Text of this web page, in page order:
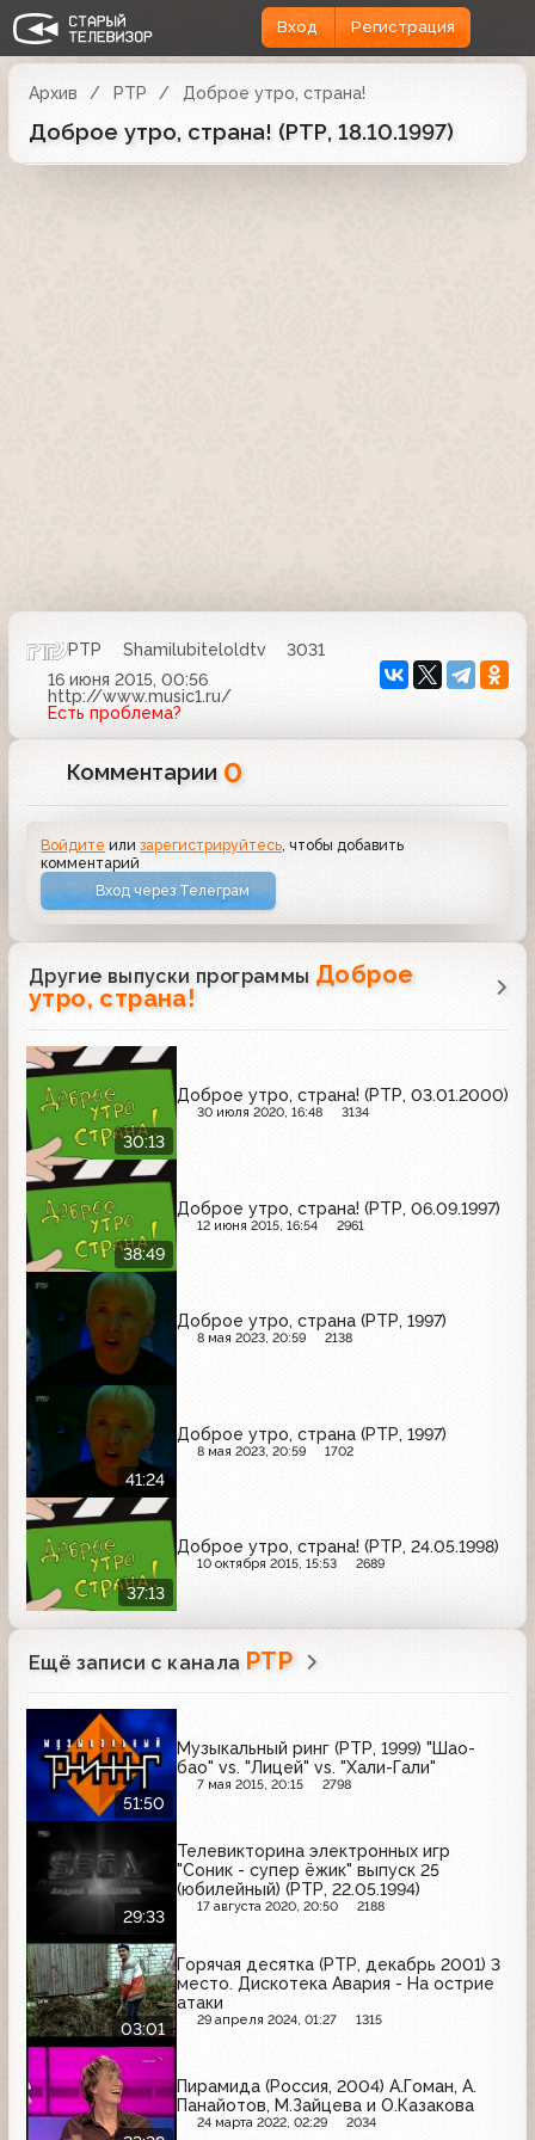
Вход Регистрация
Архив РТР Доброе утро, страна!
Доброе утро, страна! (РТР, 18.10.1997)
РТР Shamilubiteloldtv
3031
16 июня 2015, 00:56
http://www.music1.ru/
Есть проблема?
Комментарии 0
Войдите илизарегистрируйтесь , чтобы добавить
комментарий
Вход через Телеграм
Другие выпуски программы Доброе
утро, страна!
30:13
Доброе утро, страна! (РТР, 03.01.2000)
30 июля 2020, 16:48 3134
38:49
Доброе утро, страна! (РТР, 06.09.1997)
12 июня 2015, 16:54 2961
Доброе утро, страна (РТР, 1997)
8 мая 2023, 20:59 2138
41:24
Доброе утро, страна (РТР, 1997)
8 мая 2023, 20:59 1702
37:13
Доброе утро, страна! (РТР, 24.05.1998)
10 октября 2015, 15:53 2689
Ещё записи с канала РТР
51:50
Музыкальный ринг (РТР, 1999) "Шао-
бао" vs. "Лицей" vs. "Хали-Гали"
7 мая 2015, 20:15 2798
29:33
Телевикторина электронных игр
"Соник - супер ёжик" выпуск 25
(юбилейный) (РТР, 22.05.1994)
17 августа 2020, 20:50 2188
03:01
Горячая десятка (РТР, декабрь 2001) 3
место. Дискотека Авария - На острие
атаки
29 апреля 2024, 01:27 1315
Пирамида (Россия, 2004) А.Гоман, А.
Панайотов, М.Зайцева и О.Казакова
24 марта 2022, 02:29 2034